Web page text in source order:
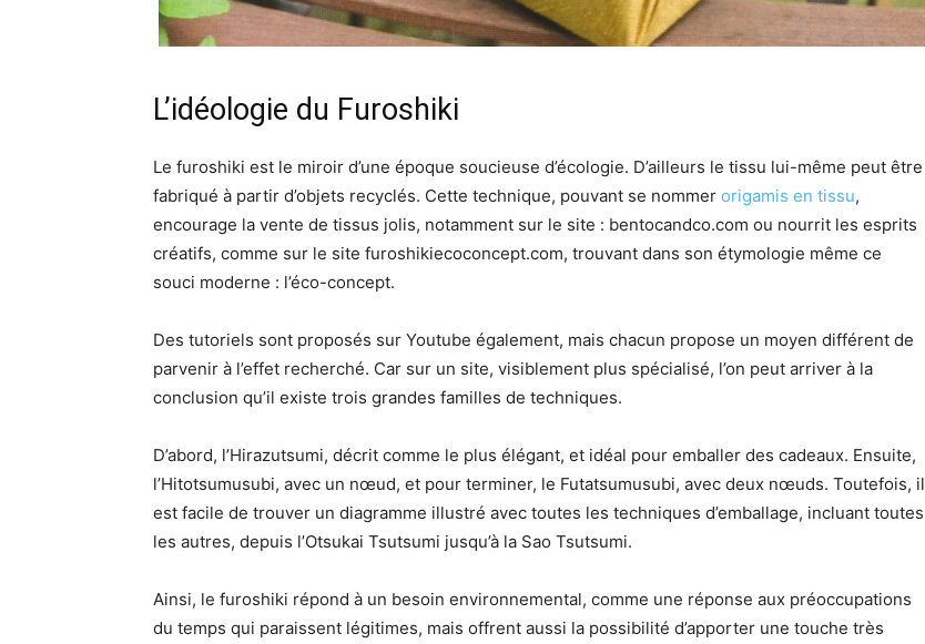
L’idéologie du Furoshiki
Le furoshiki est le miroir d’une époque soucieuse d’écologie. D’ailleurs le tissu lui-même peut être
fabriqué à partir d’objets recyclés. Cette technique, pouvant se nommer origamis en tissu,
encourage la vente de tissus jolis, notamment sur le site : bentocandco.com ou nourrit les esprits
créatifs, comme sur le site furoshikiecoconcept.com, trouvant dans son étymologie même ce
souci moderne : l’éco-concept.
Des tutoriels sont proposés sur Youtube également, mais chacun propose un moyen différent de
parvenir à l’effet recherché. Car sur un site, visiblement plus spécialisé, l’on peut arriver à la
conclusion qu’il existe trois grandes familles de techniques.
D’abord, l’Hirazutsumi, décrit comme le plus élégant, et idéal pour emballer des cadeaux. Ensuite,
l’Hitotsumusubi, avec un nœud, et pour terminer, le Futatsumusubi, avec deux nœuds. Toutefois, il
est facile de trouver un diagramme illustré avec toutes les techniques d’emballage, incluant toutes
les autres, depuis l’Otsukai Tsutsumi jusqu’à la Sao Tsutsumi.
Ainsi, le furoshiki répond à un besoin environnemental, comme une réponse aux préoccupations
du temps qui paraissent légitimes, mais offrent aussi la possibilité d’apporter une touche très